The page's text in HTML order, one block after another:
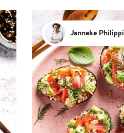
Janneke Philippi